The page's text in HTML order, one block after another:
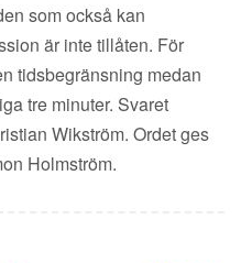
som också kan
är inte tillåten. För
tidsbegränsning medan
tre minuter. Svaret
Wikström. Ordet ges
Holmström.